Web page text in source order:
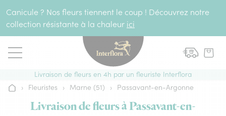
Canicule ? Nos fleurs tiennent le coup ! Découvrez notre
collection résistante à la chaleur ici
Livraison de fleurs en 4h par un fleuriste Interflora
Accueil
› Fleuristes › Marne (51) › Passavant-en-Argonne
Livraison de fleurs à Passavant-en-